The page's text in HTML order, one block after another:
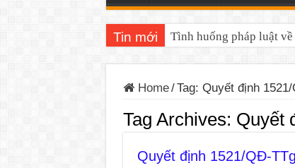
Tin mới Tình huống pháp luật
Đề cương tuyên truyền
Home/Tag: Quyết định
Tag Archives: Quyết
Quyết định 1521/QĐ-